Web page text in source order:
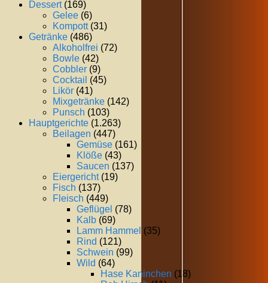
Dessert(169)
Gelee (6)
Kompott(31)
Getränke (486)
Alkoholfrei (72)
Bowle (42)
Cobbler (9)
Cocktail (45)
Likör (41)
Mixgetränke (142)
Punsch (103)
Hauptgerichte (1.263)
Beilagen (447)
Gemüse (161)
Klöße (43)
Saucen (137)
Eiergericht(19)
Fisch (137)
Fleisch (449)
Geflügel (78)
Kalb (69)
Lamm Hammel (35)
Rind (121)
Schwein (99)
Wild (64)
Hase Kaninchen (18)